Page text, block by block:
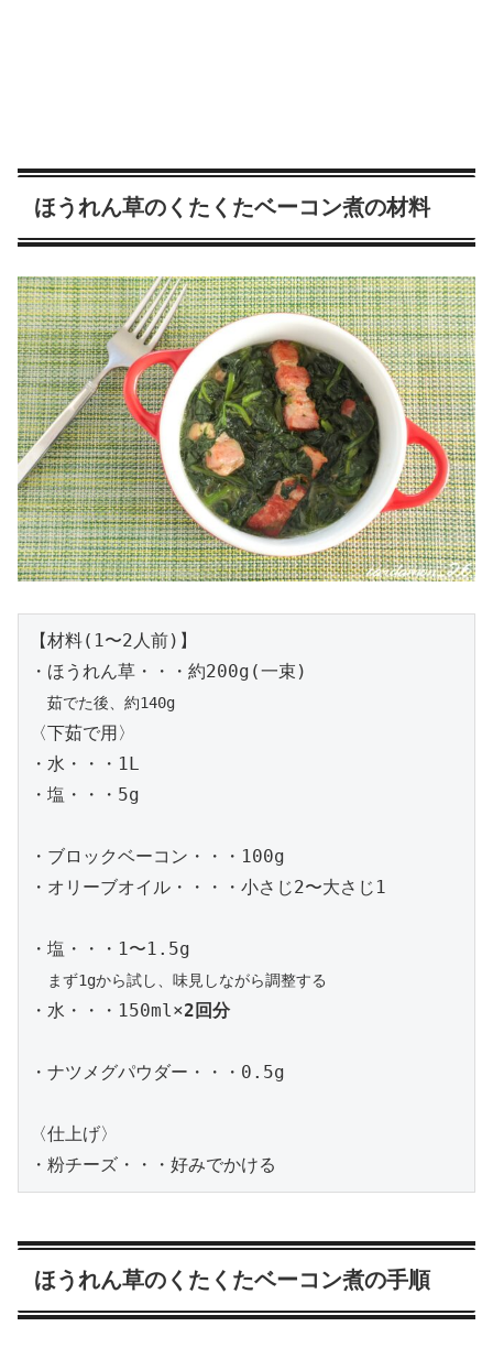
ほうれん草のくたくたベーコン煮の材料
【材料(1〜2人前)】
・ほうれん草・・・約200g(一束)
茹でた後、約140g
〈下茹で用〉
・水・・・1L
・塩・・・5g
・ブロックベーコン・・・100g
・オリーブオイル・・・・小さじ2〜大さじ1
・塩・・・1〜1.5g
まず1gから試し、味見しながら調整する
・水・・・150ml×2回分
・ナツメグパウダー・・・0.5g
〈仕上げ〉
・粉チーズ・・・好みでかける
ほうれん草のくたくたベーコン煮の手順